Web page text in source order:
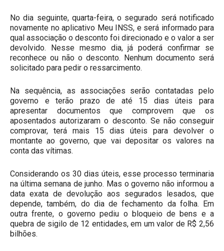
No dia seguinte, quarta-feira, o segurado será notificado
novamente no aplicativo Meu INSS, e será informado para
qual associação o desconto foi direcionado e o valor a ser
devolvido. Nesse mesmo dia, já poderá confirmar se
reconhece ou não o desconto. Nenhum documento será
solicitado para pedir o ressarcimento.
Na sequência, as associações serão contatadas pelo
governo e terão prazo de até 15 dias úteis para
apresentar documentos que comprovem que os
aposentados autorizaram o desconto. Se não conseguir
comprovar, terá mais 15 dias úteis para devolver o
montante ao governo, que vai depositar os valores na
conta das vítimas.
Considerando os 30 dias úteis, esse processo terminaria
na última semana de junho. Mas o governo não informou a
data exata de devolução aos segurados lesados, que
depende, também, do dia de fechamento da folha. Em
outra frente, o governo pediu o bloqueio de bens e a
quebra de sigilo de 12 entidades, em um valor de R$ 2,56
bilhões.